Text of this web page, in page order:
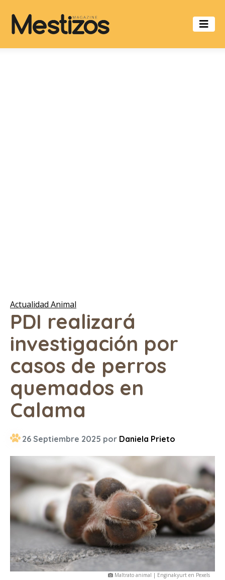
Actualidad Animal
PDI realizará
investigación por
casos de perros
quemados en
Calama
26 Septiembre 2025 por Daniela Prieto
Maltrato animal | Enginakyurt en Pexels